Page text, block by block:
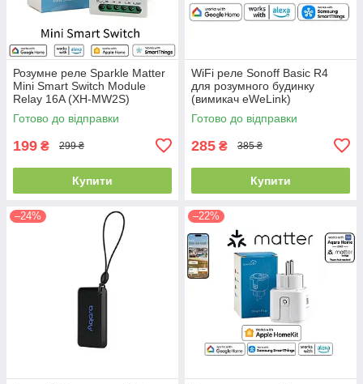
Розумне реле Sparkle Matter
Mini Smart Switch Module
Relay 16A (XH-MW2S)
Готово до відправки
199 ₴ 299 ₴
Купити
WiFi реле Sonoff Basic R4
для розумного будинку
(вимикач eWeLink)
Готово до відправки
285 ₴ 385 ₴
Купити
–24% –22%